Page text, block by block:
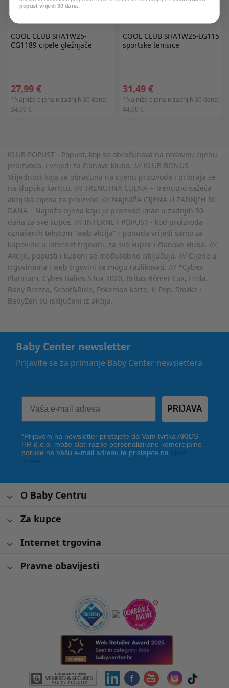
COOL CLUB SHA1W25-
CG1189 cipele gležnjače
27,99 €
*Najniža cijena u zadnjih 30 dana:
34,99 €
COOL CLUB SHA1W25-LG115
sportske tenisice
31,49 €
*Najniža cijena u zadnjih 30 dana:
44,99 €
KLUB POPUST - Popust, koji se obračunava na redovnu cijenu
proizvoda, i vrijedi za članove kluba. /// KLUB BONUS -
Vrijednost koja se obračuna na cijenu proizvoda i pribraja se
na klupsku karticu. /// TRENUTNA CIJENA – Trenutno važeća
akcijska cijena za proizvod. /// NAJNIŽA CIJENA U ZADNJIH 30
DANA – Najniža cijena koju je proizvod imao u zadnjih 30
dana za sve kupce. /// INTERNET POPUST - kod proizvoda
označenih tekstom "web akcija" - ponuda vrijedi samo za
kupovinu u internet trgovini, za sve kupce i članove kluba. ///
Akcije, popusti i kuponi se međusobno isključuju. /// Cijene u
trgovinama i web trgovini se mogu razlikovati. /// *Cybex
Platinum, Cybex Balios S lux 2026, Britax Römer Lux, Frida,
Baby Brezza, Scoot&Ride, Pokemon karte, K-Pop, Stokke i
BabyZen su isključeni iz akcija.
Baby Center newsletter
Prijavite se za primanje Baby Center newslettera
PRIJAVA
*Prijavom na newsletter pristajete da Vam tvrtka AKIDS
HR d.o.o. može slati razne personalizirane komercijalne
poruke na Vašu e-mail adresu te pristajete na
O Baby Centru
Za kupce
Internet trgovina
Pravne obavijesti
popust vrijedi 30 dana.